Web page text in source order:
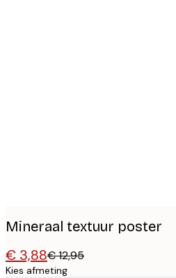
Mineraal textuur poster
€ 3,88€ 12,95
Kies afmeting